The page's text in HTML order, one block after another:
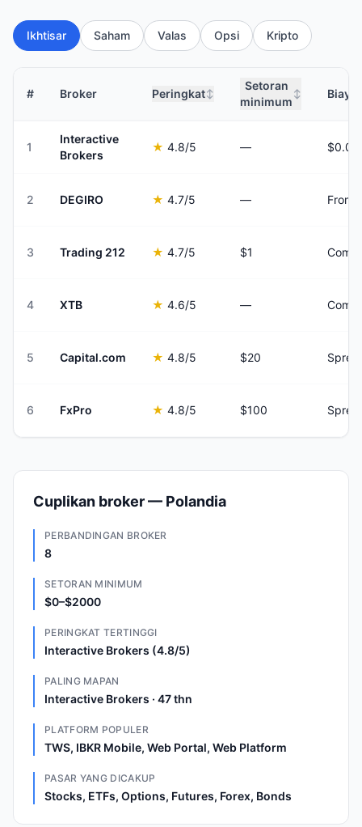
Ikhtisar Saham Valas Opsi Kripto
# Broker Peringkat↕
Setoran
minimum
↕ Biaya
1
Interactive
Brokers
★ 4.8/5 —
2 DEGIRO ★ 4.7/5 — From
3 Trading 212 ★ 4.7/5 $1
4 XTB ★ 4.6/5 —
5 Capital.com ★ 4.8/5 $20
6 FxPro ★ 4.8/5 $100
Cuplikan broker — Polandia
PERBANDINGAN BROKER
8
SETORAN MINIMUM
$0–$2000
PERINGKAT TERTINGGI
Interactive Brokers (4.8/5)
PALING MAPAN
Interactive Brokers · 47 thn
PLATFORM POPULER
TWS, IBKR Mobile, Web Portal, Web Platform
PASAR YANG DICAKUP
Stocks, ETFs, Options, Futures, Forex, Bonds